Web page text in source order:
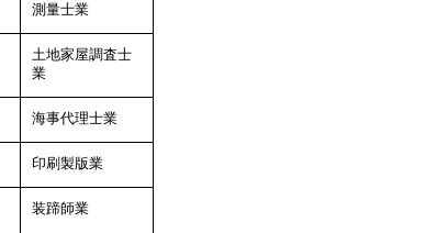
測量士業
土地家屋調査士
業
海事代理士業
印刷製版業
装蹄師業